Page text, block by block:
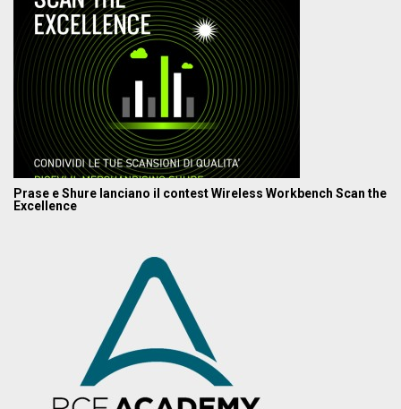
Prase e Shure lanciano il contest Wireless Workbench Scan the
Excellence